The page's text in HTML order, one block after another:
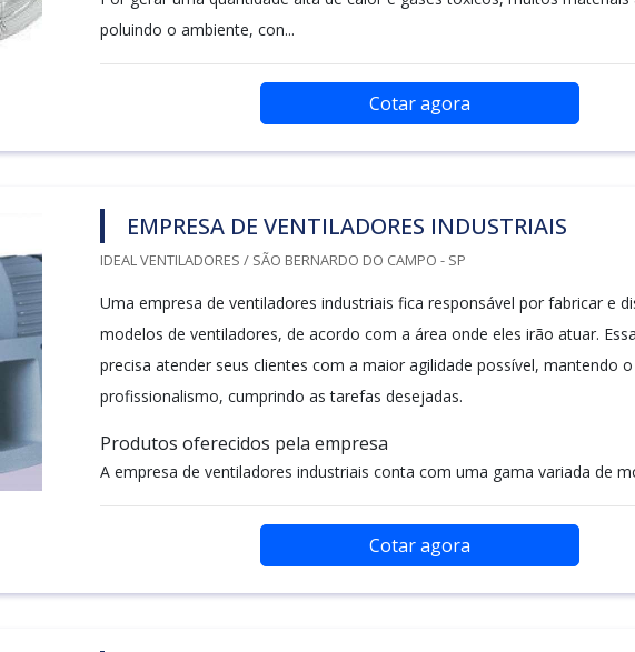
poluindo o ambiente, con...
Cotar agora
EMPRESA DE VENTILADORES INDUSTRIAIS
IDEAL VENTILADORES / SÃO BERNARDO DO CAMPO - SP
Uma empresa de ventiladores industriais fica responsável por fabricar e
modelos de ventiladores, de acordo com a área onde eles irão atuar.
precisa atender seus clientes com a maior agilidade possível, mantendo o
profissionalismo, cumprindo as tarefas desejadas.
Produtos oferecidos pela empresa
A empresa de ventiladores industriais conta com uma gama variada de
Cotar agora